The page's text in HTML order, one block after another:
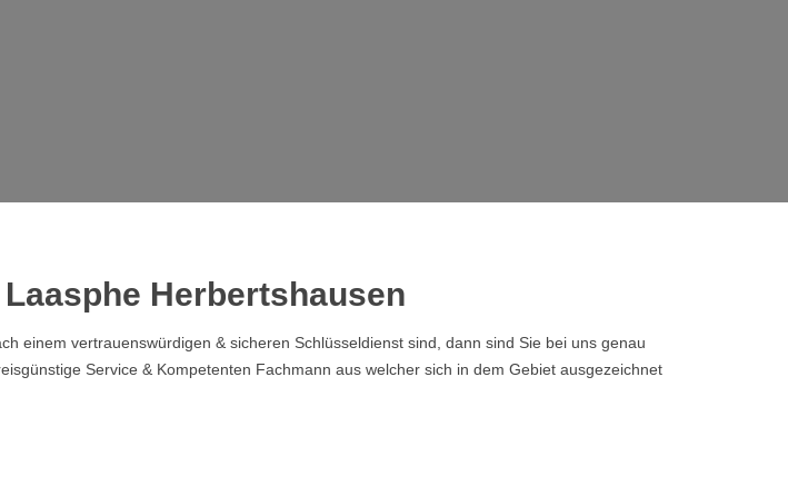
Herbertshausen
einem vertrauenswürdigen & sicheren Schlüsseldienst sind, dann sind Sie bei uns genau
Service & Kompetenten Fachmann aus welcher sich in dem Gebiet ausgezeichnet